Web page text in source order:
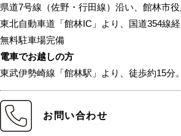
県道7号線（佐野・行田線）沿い、館林市
東北自動車道「館林IC」より、国道354線
無料駐車場完備
電車でお越しの方
東武伊勢崎線「館林駅」より、徒歩約15分。
お問い合わせ